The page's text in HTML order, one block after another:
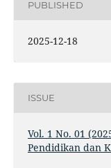
PUBLISHED
2025-12-18
ISSUE
Vol. 1 No. 01
Pendidikan dan